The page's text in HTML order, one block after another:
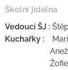
Školní jídelna
Vedoucí ŠJ :
Kuchařky :
Anežka
Žofie